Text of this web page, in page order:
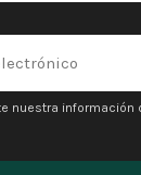
nuestra información